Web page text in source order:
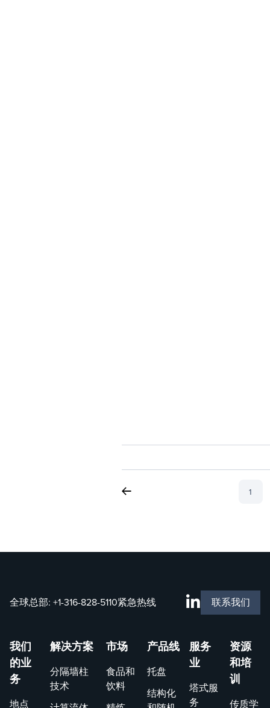
1
全球总部: +1-316-828-5110紧急热线 联系我们
我们
的业
务
地点
解决方案
分隔墙柱
技术
市场
食品和
饮料
产品线
托盘
结构化
服务
业
塔式服
务
资源
和培
训
传质学